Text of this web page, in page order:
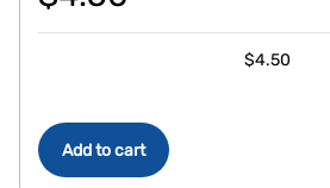
Add to cart
$4.50